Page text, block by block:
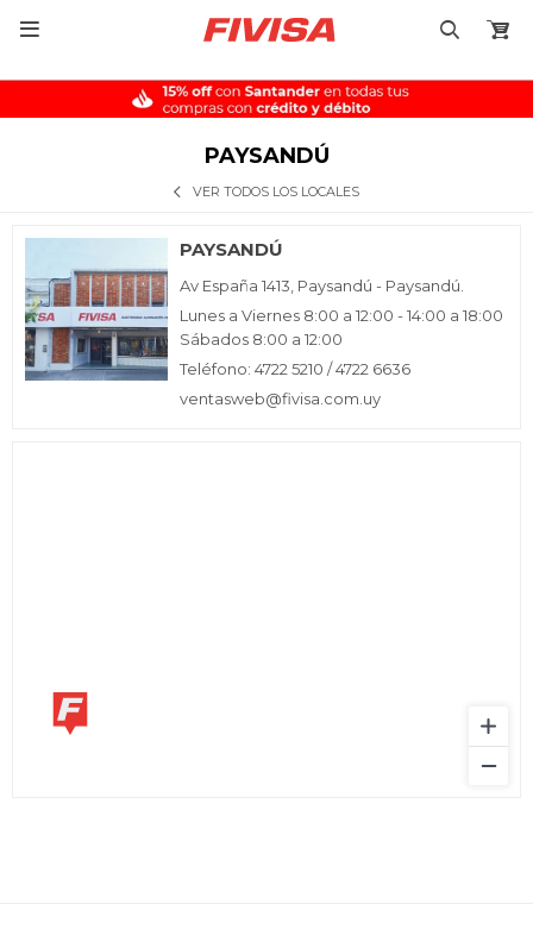

PAYSANDÚ
VER TODOS LOS LOCALES
PAYSANDÚ
Av España 1413, Paysandú - Paysandú.
Lunes a Viernes 8:00 a 12:00 - 14:00 a 18:00
Sábados 8:00 a 12:00
Teléfono: 4722 5210 / 4722 6636
ventasweb@fivisa.com.uy